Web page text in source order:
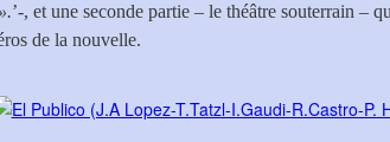
’-, et une seconde partie – le théâtre souterrain –
de la nouvelle.